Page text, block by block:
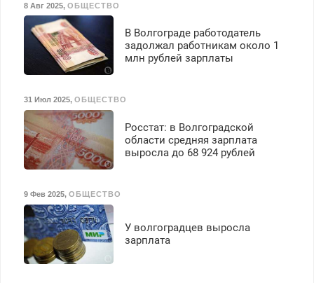
8 Авг 2025, ОБЩЕСТВО
В Волгограде работодатель
задолжал работникам около 1
млн рублей зарплаты
31 Июл 2025, ОБЩЕСТВО
Росстат: в Волгоградской
области средняя зарплата
выросла до 68 924 рублей
9 Фев 2025, ОБЩЕСТВО
У волгоградцев выросла
зарплата